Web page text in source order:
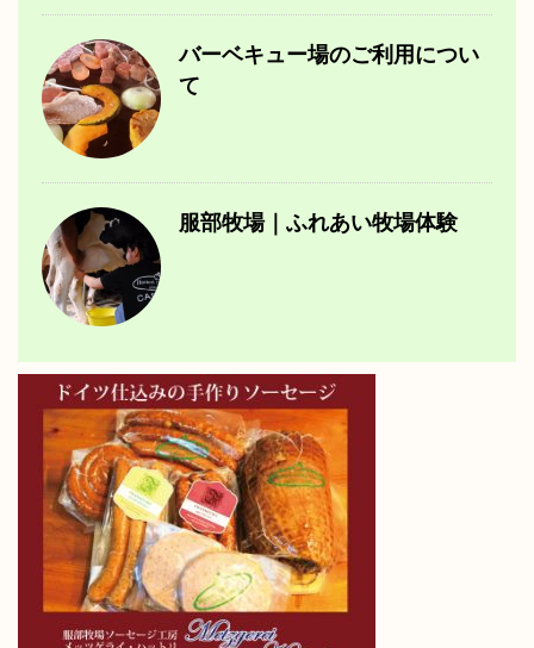
バーベキュー場のご利用につい
て
服部牧場｜ふれあい牧場体験